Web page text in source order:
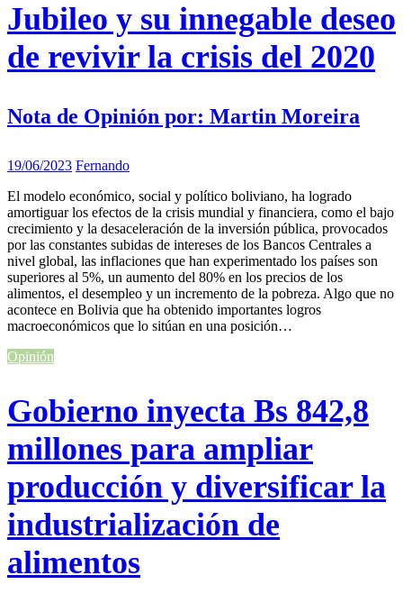
Jubileo y su innegable deseo
de revivir la crisis del 2020
Nota de Opinión por: Martin Moreira
19/06/2023 Fernando
El modelo económico, social y político boliviano, ha logrado
amortiguar los efectos de la crisis mundial y financiera, como el bajo
crecimiento y la desaceleración de la inversión pública, provocados
por las constantes subidas de intereses de los Bancos Centrales a
nivel global, las inflaciones que han experimentado los países son
superiores al 5%, un aumento del 80% en los precios de los
alimentos, el desempleo y un incremento de la pobreza. Algo que no
acontece en Bolivia que ha obtenido importantes logros
macroeconómicos que lo sitúan en una posición…
Opinión
Gobierno inyecta Bs 842,8
millones para ampliar
producción y diversificar la
industrialización de
alimentos